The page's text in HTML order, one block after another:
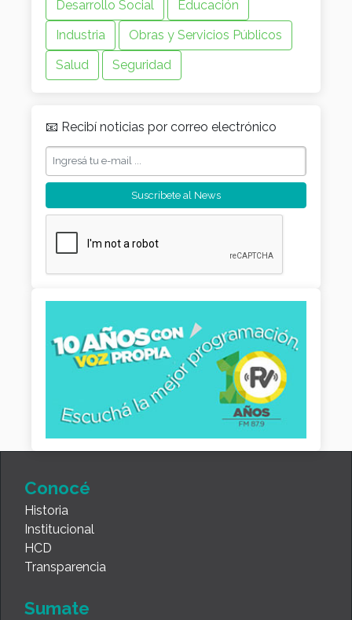
Desarrollo Social
Educación
Industria
Obras y Servicios Públicos
Salud
Seguridad
📧 Recibí noticias por correo electrónico
Conocé
Historia
Institucional
HCD
Transparencia
Sumate